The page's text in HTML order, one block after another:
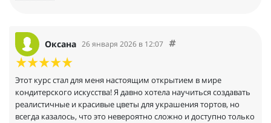
Оксана 26 января 2026 в 12:07
Этот курс стал для меня настоящим открытием в мире
кондитерского искусства! Я давно хотела научиться создавать
реалистичные и красивые цветы для украшения тортов, но
всегда казалось, что это невероятно сложно и доступно только